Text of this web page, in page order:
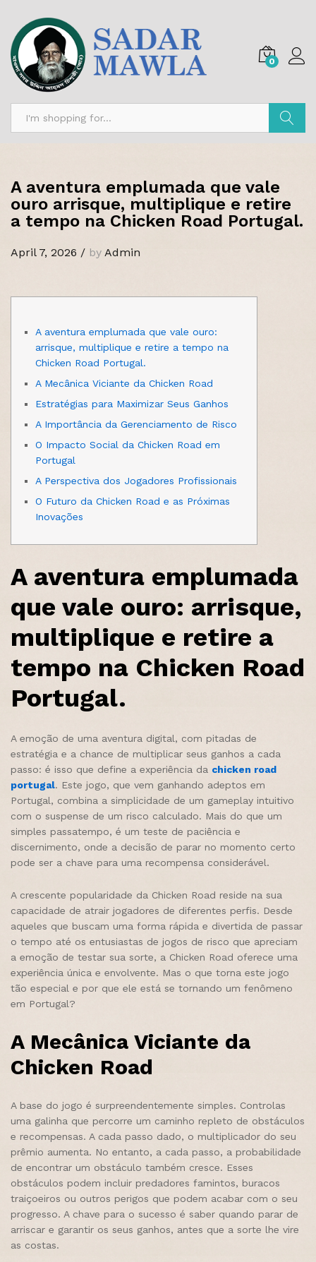
0
A aventura emplumada que vale
ouro arrisque, multiplique e retire
a tempo na Chicken Road Portugal.
April 7, 2026 / by Admin
A aventura emplumada que vale ouro:
arrisque, multiplique e retire a tempo na
Chicken Road Portugal.
A Mecânica Viciante da Chicken Road
Estratégias para Maximizar Seus Ganhos
A Importância da Gerenciamento de Risco
O Impacto Social da Chicken Road em
Portugal
A Perspectiva dos Jogadores Profissionais
O Futuro da Chicken Road e as Próximas
Inovações
A aventura emplumada
que vale ouro: arrisque,
multiplique e retire a
tempo na Chicken Road
Portugal.
A emoção de uma aventura digital, com pitadas de
estratégia e a chance de multiplicar seus ganhos a cada
passo: é isso que define a experiência da chicken road
portugal. Este jogo, que vem ganhando adeptos em
Portugal, combina a simplicidade de um gameplay intuitivo
com o suspense de um risco calculado. Mais do que um
simples passatempo, é um teste de paciência e
discernimento, onde a decisão de parar no momento certo
pode ser a chave para uma recompensa considerável.
A crescente popularidade da Chicken Road reside na sua
capacidade de atrair jogadores de diferentes perfis. Desde
aqueles que buscam uma forma rápida e divertida de passar
o tempo até os entusiastas de jogos de risco que apreciam
a emoção de testar sua sorte, a Chicken Road oferece uma
experiência única e envolvente. Mas o que torna este jogo
tão especial e por que ele está se tornando um fenômeno
em Portugal?
A Mecânica Viciante da
Chicken Road
A base do jogo é surpreendentemente simples. Controlas
uma galinha que percorre um caminho repleto de obstáculos
e recompensas. A cada passo dado, o multiplicador do seu
prêmio aumenta. No entanto, a cada passo, a probabilidade
de encontrar um obstáculo também cresce. Esses
obstáculos podem incluir predadores famintos, buracos
traiçoeiros ou outros perigos que podem acabar com o seu
progresso. A chave para o sucesso é saber quando parar de
arriscar e garantir os seus ganhos, antes que a sorte lhe vire
as costas.